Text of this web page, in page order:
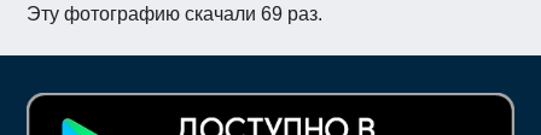
Эту фотографию скачали 69 раз.